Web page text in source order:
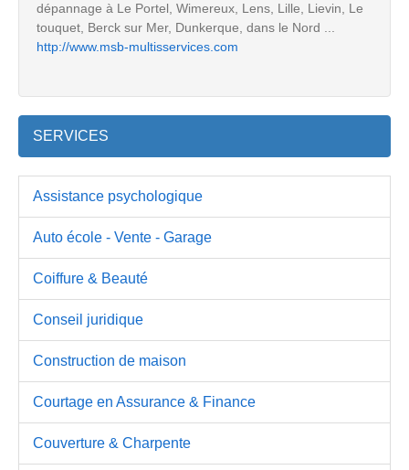
dépannage à Le Portel, Wimereux, Lens, Lille, Lievin, Le
touquet, Berck sur Mer, Dunkerque, dans le Nord ...
http://www.msb-multisservices.com
SERVICES
Assistance psychologique
Auto école - Vente - Garage
Coiffure & Beauté
Conseil juridique
Construction de maison
Courtage en Assurance & Finance
Couverture & Charpente